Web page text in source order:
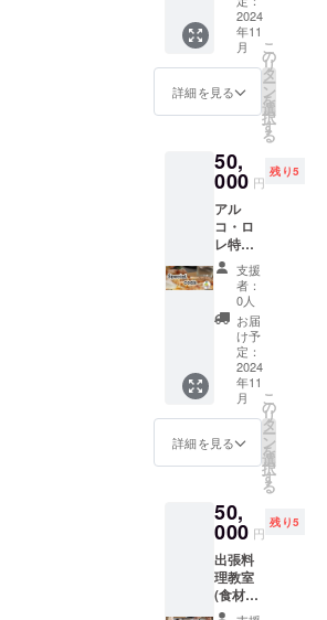
店舗、
近隣住
民への
迷惑行
為、騒
りまし
たら 弁
をご請
求させ
ていた
だきま
す。 詳
しい内
容など
はメー
ルにて
ご連絡
させて
くたく
ださ
い！
利用に
なりま
す！ 最
低５前
のご連
絡お願
所：当
店 開催
期間：
オープ
ン日～
2024/12
/31ま
で... 予
約の方
法：
メー
ル、店
舗電話
で対応
しま
す。 開
始時間
ム、
17：30
00ま
で...
2024
年11
月
詳細を見る
こ
の
リ
タ
ー
ン
を
選
択
す
る
50,
000 円
残り5
アル
コ・ロ
レ特別
出張
シェフ2
名様～
(食材費
用別/出
張料金
別) 場
所：お
客様の
ご指定
の場所
（大阪
み...他県
要相
談） 開
催期
間：
2025/02
/01～
2025/12
支援
者：
0人
お届
け予
定：
2024
年11
月
詳細を見る
こ
の
リ
タ
ー
ン
を
選
択
す
る
50,
000 円
残り5
出張料
理教室
(食材費
別/出張